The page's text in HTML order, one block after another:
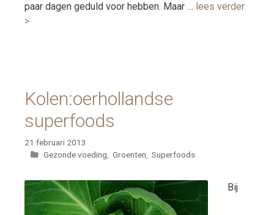
paar dagen geduld voor hebben. Maar … lees verder
>
Kolen:oerhollandse
superfoods
21 februari 2013
Categorieën
Gezonde voeding Groenten Superfoods
Bij